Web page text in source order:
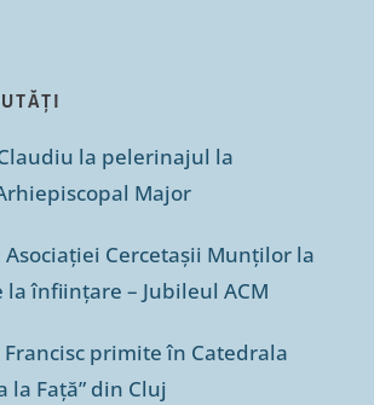
la pelerinajul la
Major
Cercetașii Munților la
la înființare – Jubileul ACM
Francisc primite în Catedrala
la Față” din Cluj